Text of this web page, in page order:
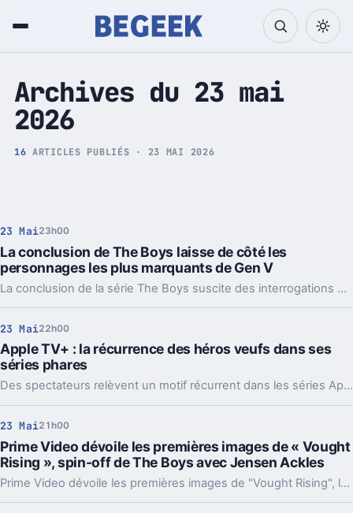
Tech et Pop culture
Archives du 23 mai
2026
16 ARTICLES PUBLIÉS · 23 MAI 2026
23 Mai23h00
La conclusion de The Boys laisse de côté les
personnages les plus marquants de Gen V
La conclusion de la série The Boys suscite des interrogations parmi les fans, notamment en raison du traitement réservé aux personnages issus de Gen V. Plusieurs figures appréciées semblent reléguées au second plan, malgré leur potentiel narratif développé précédemment.
23 Mai22h00
Apple TV+ : la récurrence des héros veufs dans ses
séries phares
Des spectateurs relèvent un motif récurrent dans les séries Apple TV : la multiplication des personnages principaux veufs, présent dans au moins sept séries.
23 Mai21h00
Prime Video dévoile les premières images de « Vought
Rising », spin-off de The Boys avec Jensen Ackles
Prime Video dévoile les premières images de "Vought Rising", le spin-off tant attendu de l’univers The Boys, porté par Jensen Ackles. Cette nouvelle série promet d’explorer davantage l’univers satirique et brutal des super-héros.